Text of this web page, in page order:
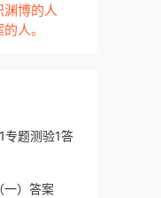
博的人
人。
专题测验1答
一）答案